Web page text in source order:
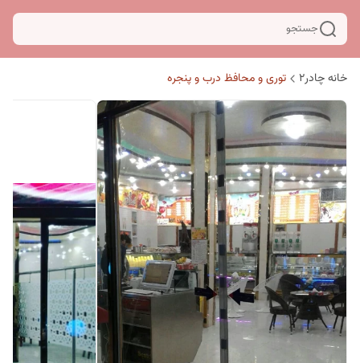
جستجو
خانه چادر۲ توری و محافظ درب و پنجره